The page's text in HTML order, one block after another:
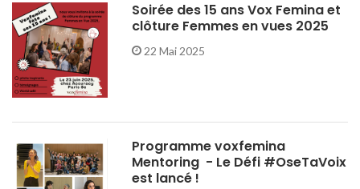
Soirée des 15 ans Vox Femina et
clôture Femmes en vues 2025
22 Mai 2025
Programme voxfemina
Mentoring - Le Défi #OseTaVoix
est lancé !